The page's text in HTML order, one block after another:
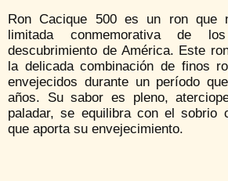
Ron Cacique 500 es un ron que
limitada conmemorativa de
descubrimiento de América. Este
la delicada combinación de finos
envejecidos durante un período
años. Su sabor es pleno,
paladar, se equilibra con el sobrio
que aporta su envejecimiento.